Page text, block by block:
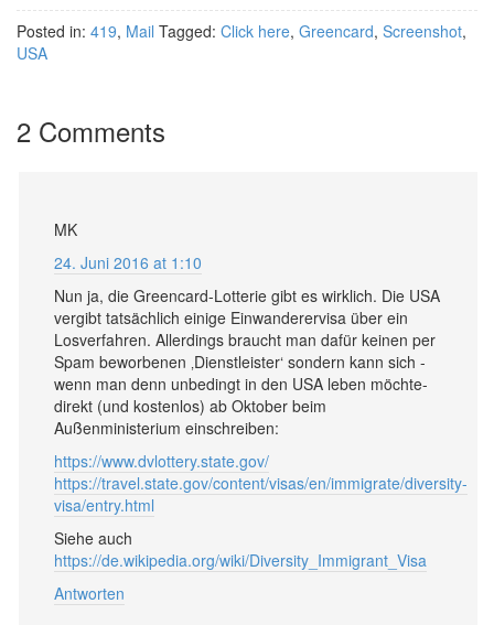
Posted in: 419, Mail Tagged: Click here, Greencard, Screenshot,
USA
2 Comments
MK
24. Juni 2016 at 1:10
Nun ja, die Greencard-Lotterie gibt es wirklich. Die USA
vergibt tatsächlich einige Einwanderervisa über ein
Losverfahren. Allerdings braucht man dafür keinen per
Spam beworbenen ‚Dienstleister‘ sondern kann sich -
wenn man denn unbedingt in den USA leben möchte-
direkt (und kostenlos) ab Oktober beim
Außenministerium einschreiben:
https://www.dvlottery.state.gov/
https://travel.state.gov/content/visas/en/immigrate/diversity-
visa/entry.html
Siehe auch
https://de.wikipedia.org/wiki/Diversity_Immigrant_Visa
Antworten